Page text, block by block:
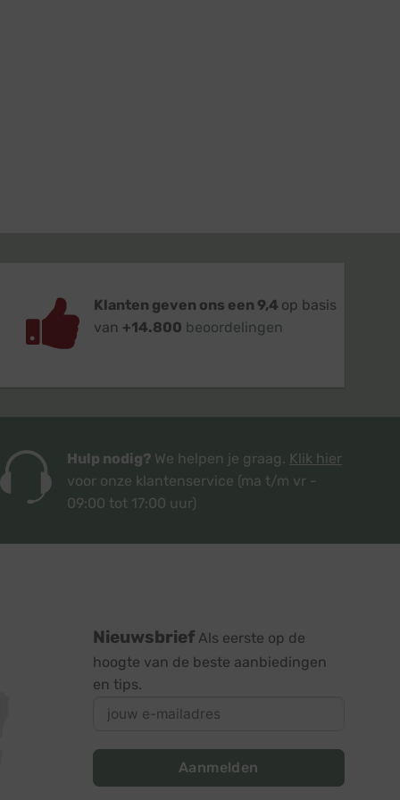
Klanten geven ons een 9,4 op basis
van +14.800 beoordelingen
Hulp nodig? We helpen je graag. Klik hier
voor onze klantenservice (ma t/m vr -
09:00 tot 17:00 uur)
Nieuwsbrief Als eerste op de
hoogte van de beste aanbiedingen
en tips.
Aanmelden